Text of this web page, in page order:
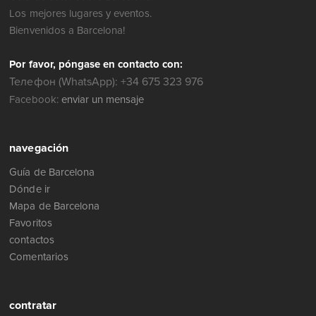
Los mejores lugares y eventos.
Bienvenidos a Barcelona!
Por favor, póngase en contacto con:
Телефон (WhatsApp): +34 675 323 976
Facebook: enviar un mensaje
navegación
Guía de Barcelona
Dónde ir
Mapa de Barcelona
Favoritos
contactos
Comentarios
contratar